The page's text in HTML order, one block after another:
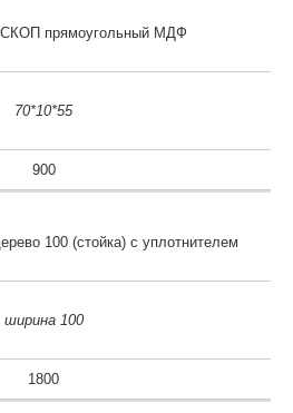
прямоугольный МДФ
70*10*55
900
100 (стойка) с уплотнителем
ширина 100
1800